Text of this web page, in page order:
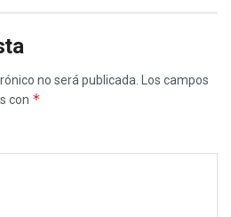
no será publicada.
Los campos
con *